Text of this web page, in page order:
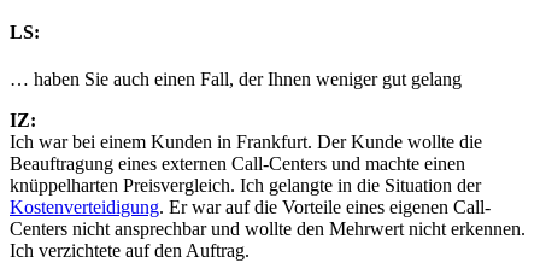
LS:
… haben Sie auch einen Fall, der Ihnen weniger gut gelang
IZ:
Ich war bei einem Kunden in Frankfurt. Der Kunde wollte die
Beauftragung eines externen Call-Centers und machte einen
knüppelharten Preisvergleich. Ich gelangte in die Situation der
Kostenverteidigung. Er war auf die Vorteile eines eigenen Call-
Centers nicht ansprechbar und wollte den Mehrwert nicht erkennen.
Ich verzichtete auf den Auftrag.